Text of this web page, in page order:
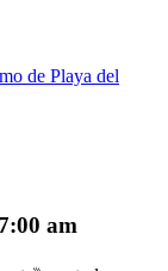
de Playa del
am